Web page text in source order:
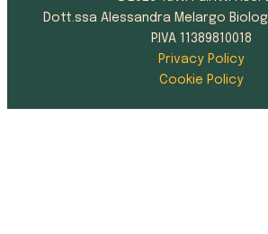
Dott.ssa Alessandra Melargo
P.IVA 11389810018
Privacy Policy
Cookie Policy